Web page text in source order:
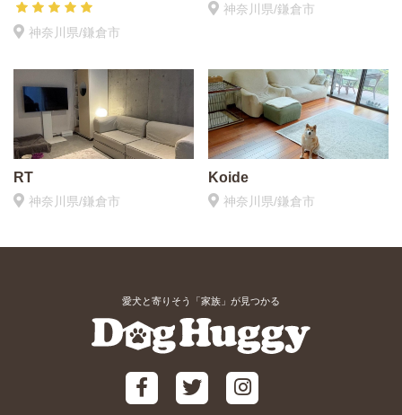
神奈川県/鎌倉市
神奈川県/鎌倉市
RT
神奈川県/鎌倉市
Koide
神奈川県/鎌倉市
愛犬と寄りそう「家族」が見つかる